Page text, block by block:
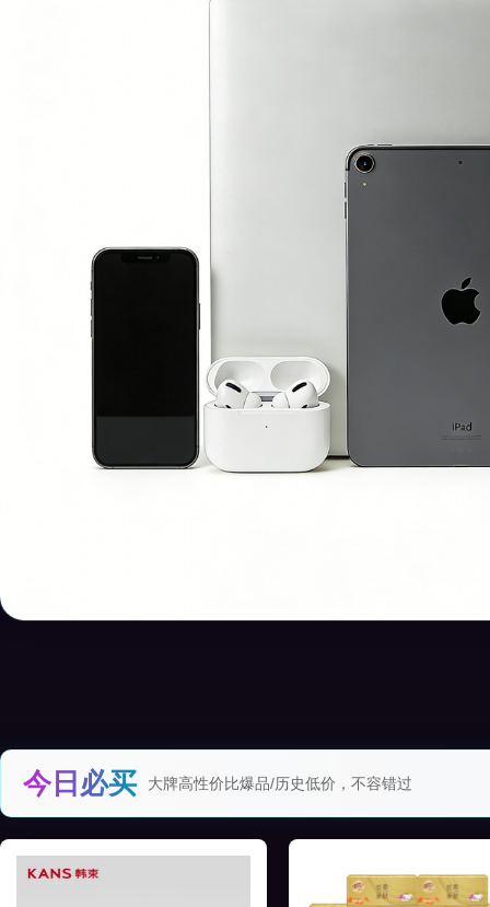
今日必买 大牌高性价比爆品/历史低价，不容错过